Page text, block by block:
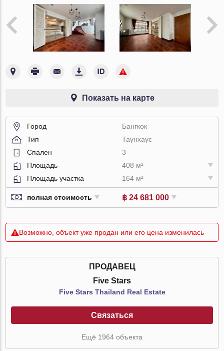
Показать на карте
Город
Бангкок
Тип
Таунхаус
Спален
3
Площадь
408 м²
Площадь участка
164 м²
полная стоимость ฿ 24 681 000
Возможно, объект уже продан или его цена изменилась
ПРОДАВЕЦ
Five Stars
Five Stars Thailand Real Estate
Связаться
Ещё 1964 объекта